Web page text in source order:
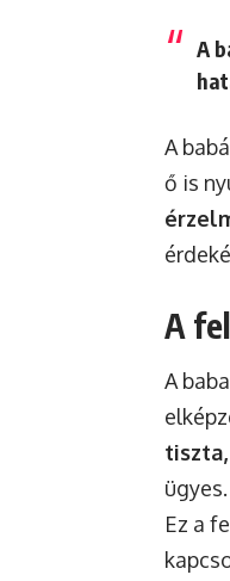
A
A
ő is
A
A
Ez a